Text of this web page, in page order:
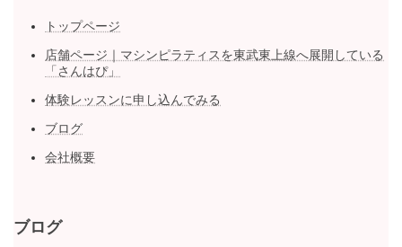
トップページ
店舗ページ｜マシンピラティスを東武東上線へ展開している
「さんはぴ」
体験レッスンに申し込んでみる
ブログ
会社概要
ブログ